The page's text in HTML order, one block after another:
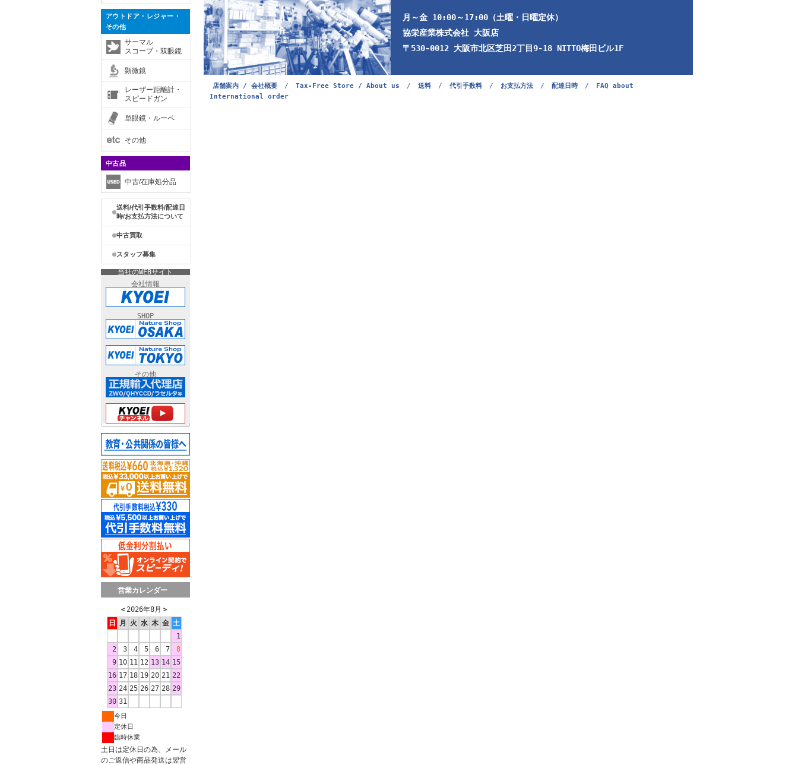
アウトドア・レジャー・
その他
サーマル
スコープ・双眼鏡
顕微鏡
レーザー距離計・
スピードガン
単眼鏡・ルーペ
その他
中古品
中古/在庫処分品
送料/代引手数料/配達日
時/お支払方法について
中古買取
スタッフ募集
当社のWEBサイト
会社情報
SHOP
その他
営業カレンダー
＜ 2026年8月 ＞
日
月 火 水 木 金 土
1
2
3 4 5 6 7
8
9 10 11 12 13 14 15
16 17 18 19 20 21 22
23 24 25 26 27 28 29
30 31
今日
定休日
臨時休業
土日は定休日の為、メール
のご返信や商品発送は翌営
月～金 10:00～17:00（土曜・日曜定休）
協栄産業株式会社 大阪店
〒530-0012 大阪市北区芝田2丁目9-18 NITTO梅田ビル1F
店舗案内 / 会社概要 / Tax-Free Store / About us / 送料 / 代引手数料 / お支払方法 / 配達日時 /
FAQ about
International order